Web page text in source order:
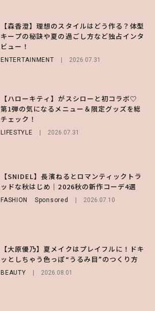
【森香澄】理想のスタイルはどう作る？体型
キープの秘訣や夏の過ごし方など独占インタ
ビュー！
ENTERTAINMENT 2026.07.31
【ハローキティ】がスシローと初コラボ♡
第1弾の気になるメニュー＆限定グッズを総
チェック！
LIFESTYLE 2026.07.31
【SNIDEL】長濱ねるとロマンティックトラ
ッドな秋はじめ｜2026秋の新作コーデ4選
FASHION Sponsored 2026.07.10
【大原優乃】夏メイクはプレイフルに！ドキ
ッとしちゃう色っぽ“うるみ目”のつくり方
BEAUTY 2026.08.01
【ハローキティ】がスシローと初コラボ♡
第1弾の気になるメニュー＆限定グッズを総
チェック！
LIFESTYLE 2026.07.31
【齋藤飛鳥】人生初のロブに！「意外としっ
くりくるし、すごく新鮮で心地いい」ヘアカ
ットの様子を独占でお届け♡
ENTERTAINMENT 2026.07.30
【スタバ】約160通りのカスタマイズができ
る⁉ 39店舗限定『My フルーツ³ フラペチー
ノ®』を徹底レポ♡
2026.07.30
【大原優乃】夏メイクはプレイフルに！ドキ
ッとしちゃう色っぽ“うるみ目”のつくり方
BEAUTY 2026.08.01
【SNIDEL】長濱ねるとロマンティックトラ
ッドな秋はじめ｜2026秋の新作コーデ4選
【付録】総柄ハローキティが可愛すぎ♡ 紀
ノ国屋コラボの“優秀保冷バッグ”は夏の強
い味方！【オトナミューズ9月号増刊】
FUROKU 2026.07.12
【谷まりあ】夏は“シアースカート”でさり
げなく肌見せ！透け感のニュアンスを楽しめ
るマストハブアイテム4選
【夏ヘアのくずれ・うねりに】ヘアメイク夢
月直伝♡ ドライシャンプー「バティスト」
を使ったプロ級スタイリング3選
Sponsored